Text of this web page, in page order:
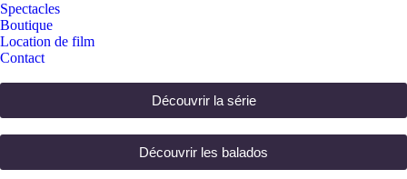
Spectacles
Boutique
Location de film
Contact
Découvrir la série
Découvrir les balados